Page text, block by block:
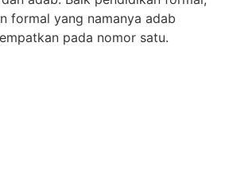
formal yang namanya adab
pada nomor satu.